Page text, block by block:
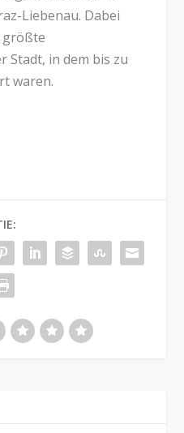
Liebenau. Dabei
größte
Stadt, in dem bis zu
waren.